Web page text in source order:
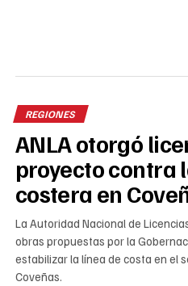
REGIONES
ANLA otorgó
proyecto contra
costera en
La Autoridad Nacional de
obras propuestas por la
estabilizar la línea de costa en el
Coveñas.